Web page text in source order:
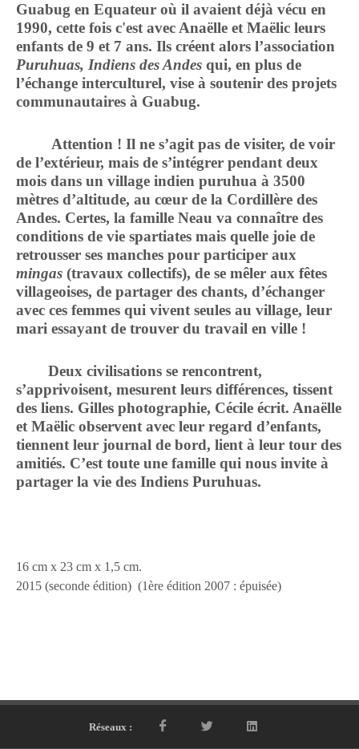
Guabug en Equateur où il avaient déjà vécu en
1990, cette fois c'est avec Anaëlle et Maëlic leurs
enfants de 9 et 7 ans. Ils créent alors l’association
Puruhuas, Indiens des Andes qui, en plus de
l’échange interculturel, vise à soutenir des projets
communautaires à Guabug.
Attention ! Il ne s’agit pas de visiter, de voir
de l’extérieur, mais de s’intégrer pendant deux
mois dans un village indien puruhua à 3500
mètres d’altitude, au cœur de la Cordillère des
Andes. Certes, la famille Neau va connaître des
conditions de vie spartiates mais quelle joie de
retrousser ses manches pour participer aux
mingas (travaux collectifs), de se mêler aux fêtes
villageoises, de partager des chants, d’échanger
avec ces femmes qui vivent seules au village, leur
mari essayant de trouver du travail en ville !
Deux civilisations se rencontrent,
s’apprivoisent, mesurent leurs différences, tissent
des liens. Gilles photographie, Cécile écrit. Anaëlle
et Maëlic observent avec leur regard d’enfants,
tiennent leur journal de bord, lient à leur tour des
amitiés. C’est toute une famille qui nous invite à
partager la vie des Indiens Puruhuas.
16 cm x 23 cm x 1,5 cm.
2015 (seconde édition) (1ère édition 2007 : épuisée)
Réseaux :